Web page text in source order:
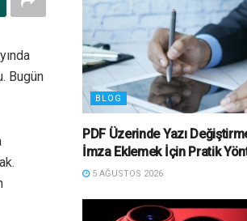
Bugün
BLOG
PDF Üzerinde Yazı
İmza Eklemek İçin Pratik
5 AĞUSTOS 2026